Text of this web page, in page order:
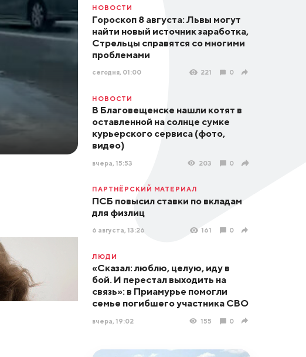
НОВОСТИ
Гороскоп 8 августа: Львы могут
найти новый источник заработка,
Стрельцы справятся со многими
проблемами
сегодня, 01:00 221 0
НОВОСТИ
В Благовещенске нашли котят в
оставленной на солнце сумке
курьерского сервиса (фото,
видео)
вчера, 15:53 203 0
ПАРТНЁРСКИЙ МАТЕРИАЛ
ПСБ повысил ставки по вкладам
для физлиц
6 августа, 13:26 161 0
ЛЮДИ
«Сказал: люблю, целую, иду в
бой. И перестал выходить на
связь»: в Приамурье помогли
семье погибшего участника СВО
вчера, 19:02 155 0